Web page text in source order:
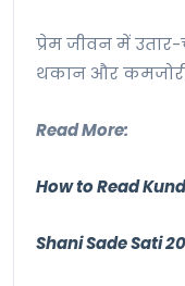
प्रेम जीवन में
थकान और
Read More:
How to Read
Shani Sade Sati